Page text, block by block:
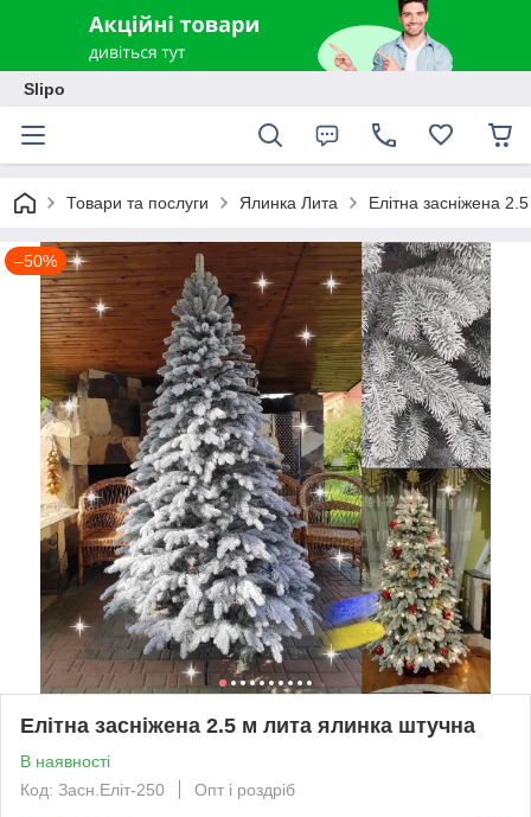
Slipo
Товари та послуги Ялинка Лита Елітна засніжена
–50%
Елітна засніжена 2.5 м лита ялинка штучна
В наявності
Код: Засн.Еліт-250
Опт і роздріб